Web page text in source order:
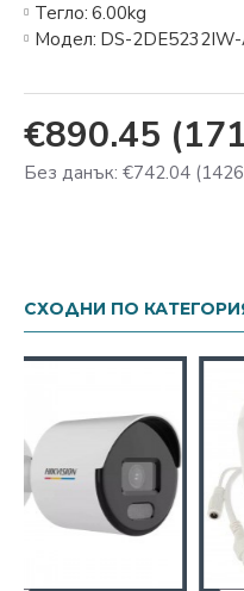
€890.45
Без данък: €742.04
Тегло: 6.00kg
Модел: DS-2DE5232IW-
СХОДНИ ПО